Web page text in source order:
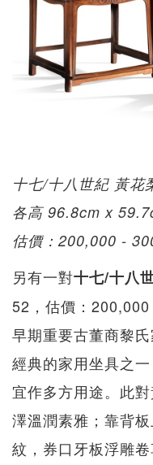
十七/十八世紀 黃花
各高 96.8cm x
估價：200,000 -
另有一對十七/十八
52，估價：
早期重要古董商黎
經典的家用坐具之
宜作多方用途。此
澤溫潤素雅；靠背
紋，券口牙板浮雕卷